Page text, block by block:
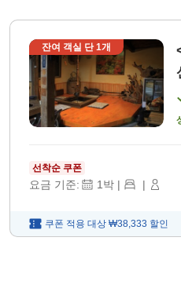
잔여 객실 단1개
선착순 쿠폰
요금 기준: 1박 | |
쿠폰 적용 대상 ₩38,333 할인